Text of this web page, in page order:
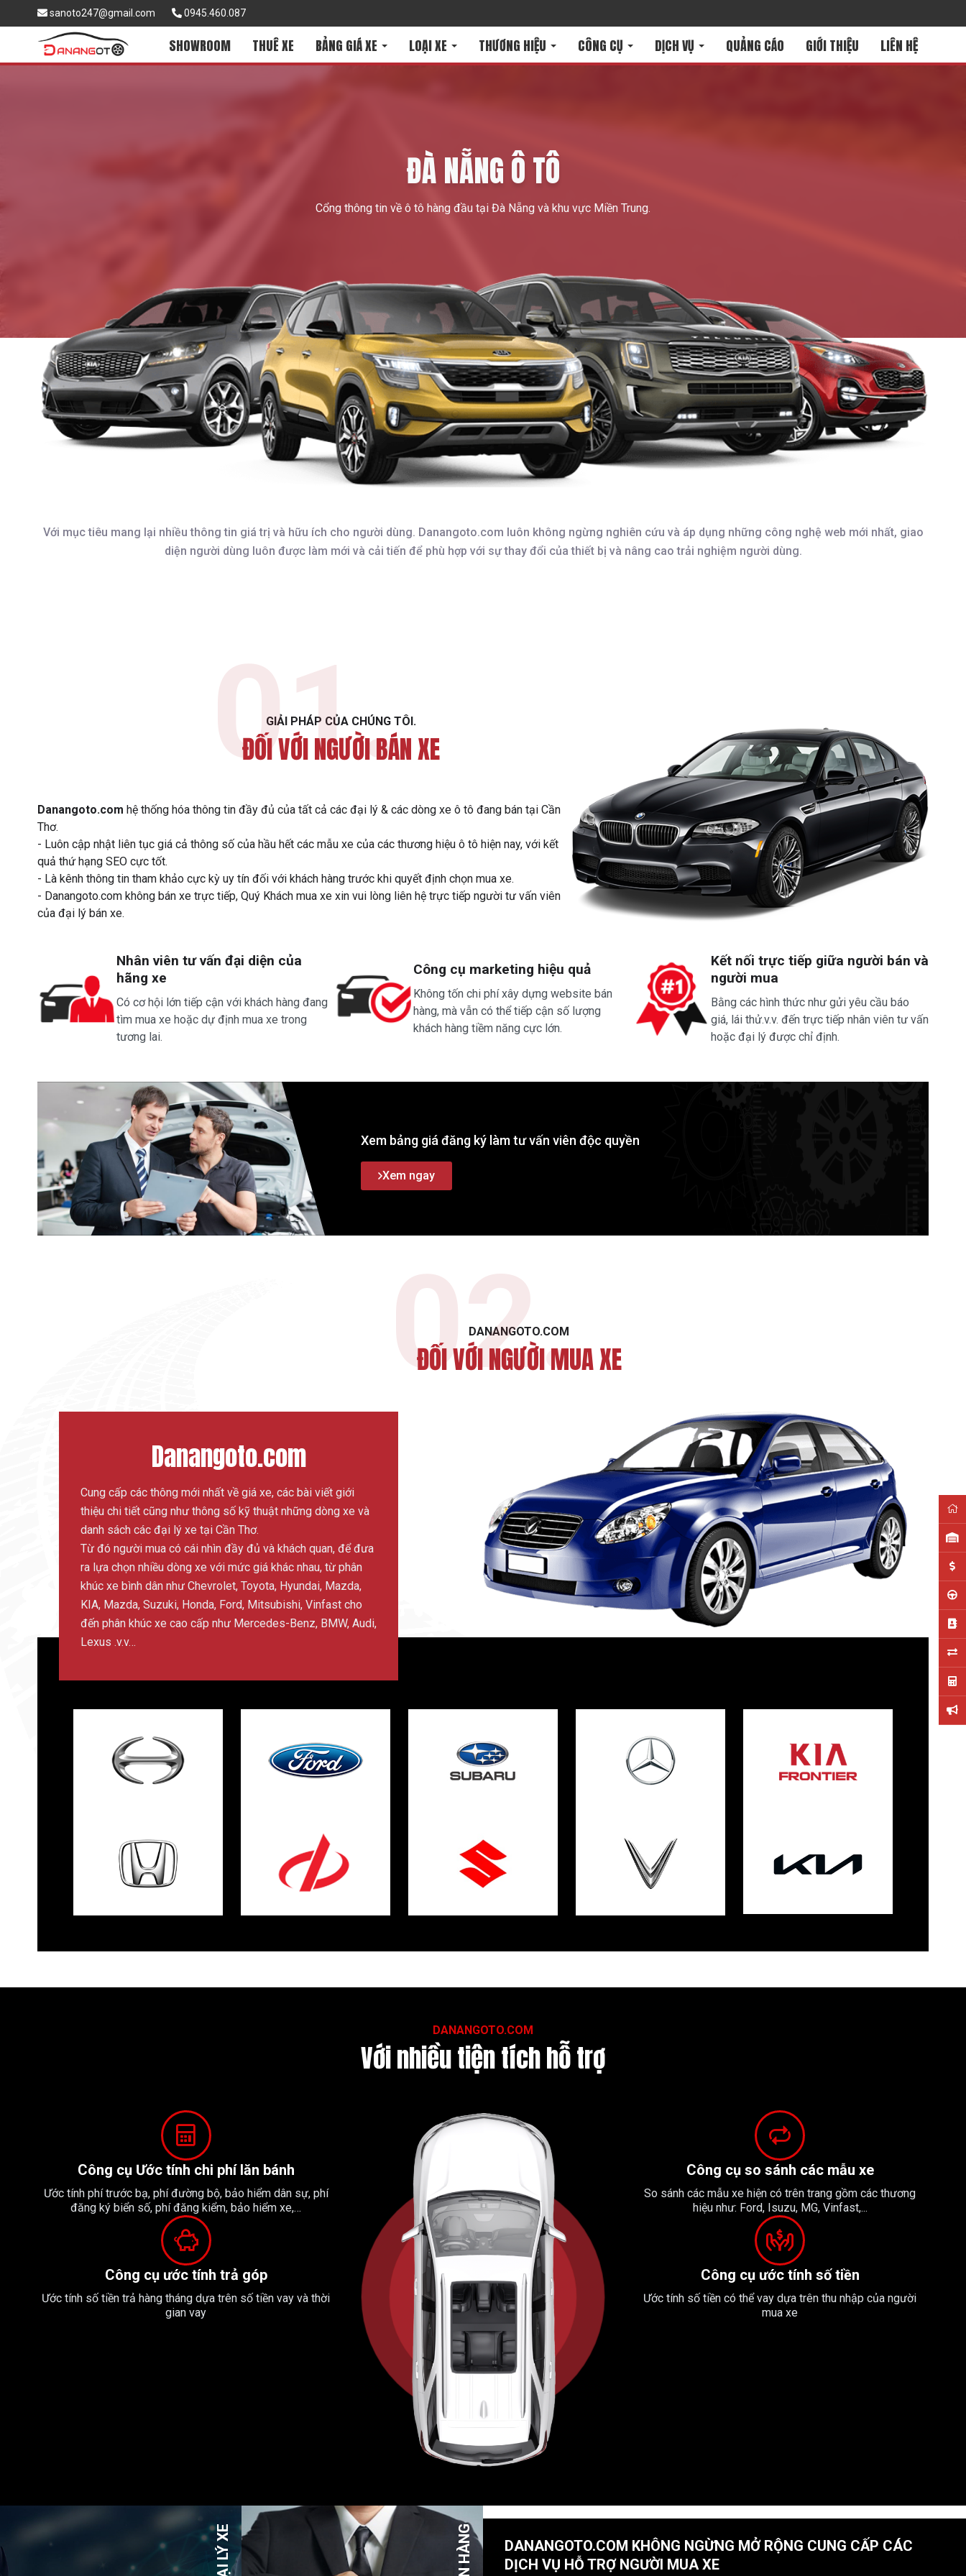
sanoto247@gmail.com 0945.460.087
SHOWROOM THUÊ XE BẢNG GIÁ XE LOẠI XE THƯƠNG HIỆU CÔNG CỤ DỊCH VỤ QUẢNG CÁO GIỚI THIỆU LIÊN HỆ
ĐÀ NẴNG Ô TÔ
Cổng thông tin về ô tô hàng đầu tại Đà Nẵng và khu vực Miền Trung.
Với mục tiêu mang lại nhiều thông tin giá trị và hữu ích cho người dùng. Danangoto.com luôn không ngừng nghiên cứu và áp dụng những công nghệ web mới nhất, giao
diện người dùng luôn được làm mới và cải tiến để phù hợp với sự thay đổi của thiết bị và nâng cao trải nghiệm người dùng.
01.
GIẢI PHÁP CỦA CHÚNG TÔI.
ĐỐI VỚI NGƯỜI BÁN XE
Danangoto.com hệ thống hóa thông tin đầy đủ của tất cả các đại lý & các dòng xe ô tô đang bán tại Cần
Thơ.
- Luôn cập nhật liên tục giá cả thông số của hầu hết các mẫu xe của các thương hiệu ô tô hiện nay, với kết
quả thứ hạng SEO cực tốt.
- Là kênh thông tin tham khảo cực kỳ uy tín đối với khách hàng trước khi quyết định chọn mua xe.
- Danangoto.com không bán xe trực tiếp, Quý Khách mua xe xin vui lòng liên hệ trực tiếp người tư vấn viên
của đại lý bán xe.
Nhân viên tư vấn đại diện của
hãng xe
Có cơ hội lớn tiếp cận với khách hàng đang
tìm mua xe hoặc dự định mua xe trong
tương lai.
Công cụ marketing hiệu quả
Không tốn chi phí xây dựng website bán
hàng, mà vẫn có thể tiếp cận số lượng
khách hàng tiềm năng cực lớn.
Kết nối trực tiếp giữa người bán và
người mua
Bằng các hình thức như gửi yêu cầu báo
giá, lái thử.v.v. đến trực tiếp nhân viên tư vấn
hoặc đại lý được chỉ định.
Xem bảng giá đăng ký làm tư vấn viên độc quyền
Xem ngay
02.
DANANGOTO.COM
ĐỐI VỚI NGƯỜI MUA XE
Danangoto.com
Cung cấp các thông mới nhất về giá xe, các bài viết giới
thiệu chi tiết cũng như thông số kỹ thuật những dòng xe và
danh sách các đại lý xe tại Cần Thơ.
Từ đó người mua có cái nhìn đầy đủ và khách quan, để đưa
ra lựa chọn nhiều dòng xe với mức giá khác nhau, từ phân
khúc xe bình dân như Chevrolet, Toyota, Hyundai, Mazda,
KIA, Mazda, Suzuki, Honda, Ford, Mitsubishi, Vinfast cho
đến phân khúc xe cao cấp như Mercedes-Benz, BMW, Audi,
Lexus .v.v…
DANANGOTO.COM
Với nhiều tiện tích hỗ trợ
Công cụ Ước tính chi phí lăn bánh
Ước tính phí trước bạ, phí đường bộ, bảo hiểm dân sự, phí
đăng ký biển số, phí đăng kiểm, bảo hiểm xe,…
Công cụ ước tính trả góp
Ước tính số tiền trả hàng tháng dựa trên số tiền vay và thời
gian vay
Công cụ so sánh các mẫu xe
So sánh các mẫu xe hiện có trên trang gồm các thương
hiệu như: Ford, Isuzu, MG, Vinfast,...
Công cụ ước tính số tiền
Ước tính số tiền có thể vay dựa trên thu nhập của người
mua xe
DANANGOTO.COM KHÔNG NGỪNG MỞ RỘNG CUNG CẤP CÁC
DỊCH VỤ HỖ TRỢ NGƯỜI MUA XE